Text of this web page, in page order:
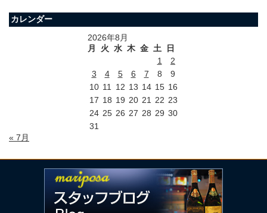
カレンダー
2026年8月
月
火 水 木 金 土
日
1
2
3
4 5 6 7 8
9
10 11 12 13 14 15 16
17 18 19 20 21 22 23
24 25 26 27 28 29 30
31
« 7月